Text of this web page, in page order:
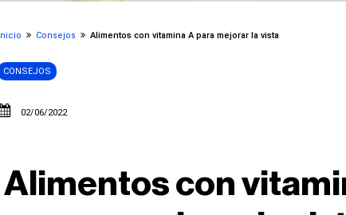
Inicio Consejos Alimentos con vitamina A para mejorar la vista
CONSEJOS
02/06/2022
Alimentos con